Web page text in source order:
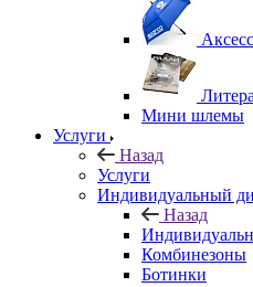
Мини шлемы
Услуги
Назад
Услуги
Индивидуальный
Назад
Комбинезоны
Ботинки